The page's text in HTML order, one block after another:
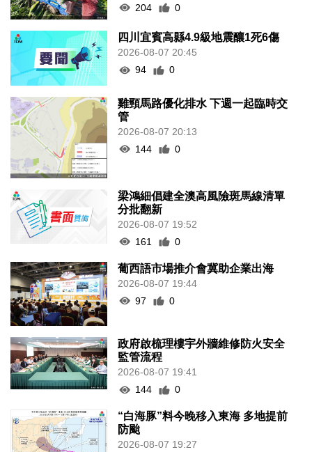
204
0
四川宜賓高縣4.9級地震釀1死6傷
2026-08-07 20:45
94
0
雞頸馬路優化排水 下週一起臨時交
管
2026-08-07 20:13
144
0
梁鴻細倡建全澳高風險斑馬線清單
分批翻新
2026-08-07 19:52
161
0
葡西語市場推介會冀助企業出海
2026-08-07 19:44
97
0
政府啟梳理樓宇外牆維修防火安全
監管流程
2026-08-07 19:41
144
0
“白海豚”料今晚移入東海 多地提前
防颱
2026-08-07 19:27